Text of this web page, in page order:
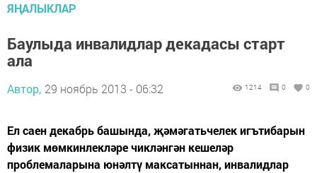
ЯҢАЛЫКЛАР
Баулыда инвалидлар декадасы старт
ала
Автор, 29 ноябрь 2013 - 06:32 1214 0 0
Ел саен декабрь башында, җәмәгатьчелек игътибарын
физик мөмкинлекләре чикләнгән кешеләр
проблемаларына юнәлтү максатыннан, инвалидлар